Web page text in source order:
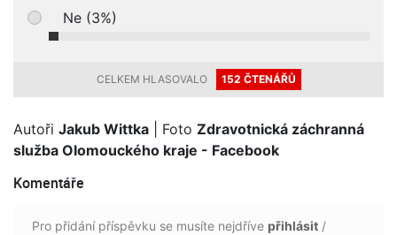
Ne (3%)
CELKEM HLASOVALO 152 ČTENÁŘŮ
Autoři Jakub Wittka | Foto Zdravotnická záchranná
služba Olomouckého kraje - Facebook
Komentáře
Pro přidání příspěvku se musíte nejdříve přihlásit /